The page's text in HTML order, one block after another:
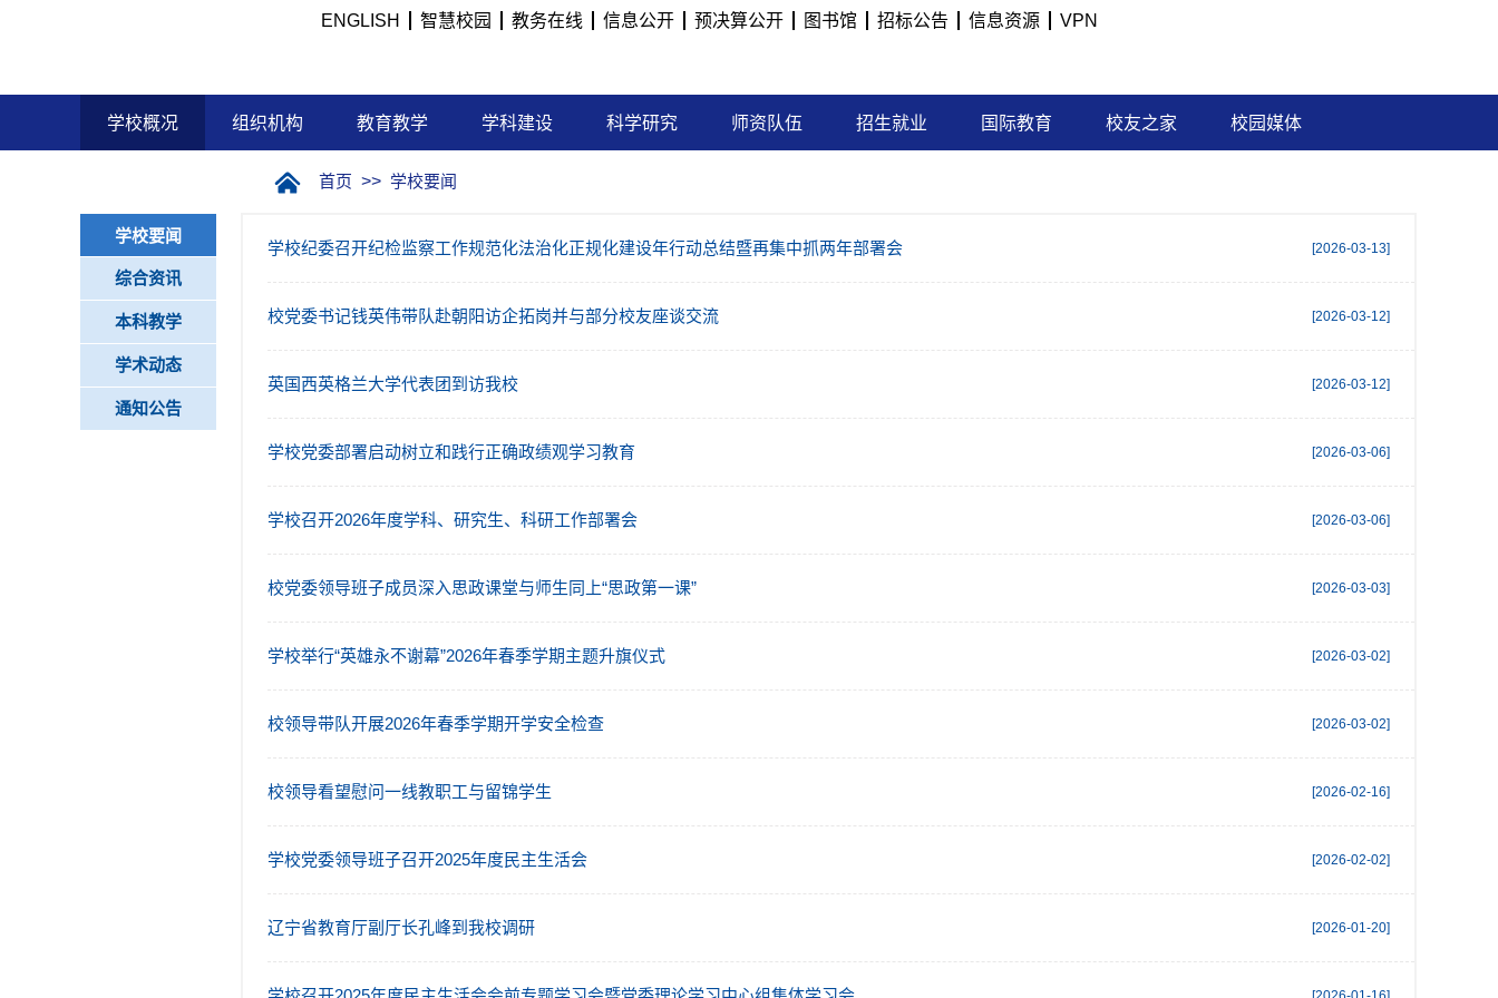
ENGLISH 智慧校园 教务在线 信息公开 预决算公开 图书馆 招标公告 信息资源 VPN
学校概况 组织机构 教育教学 学科建设 科学研究 师资队伍 招生就业 国际教育 校友之家 校园媒体
学校要闻
综合资讯
本科教学
学术动态
通知公告
首页 >> 学校要闻
学校纪委召开纪检监察工作规范化法治化正规化建设年行动总结暨再集中抓两年部署会 [2026-03-13]
校党委书记钱英伟带队赴朝阳访企拓岗并与部分校友座谈交流 [2026-03-12]
英国西英格兰大学代表团到访我校 [2026-03-12]
学校党委部署启动树立和践行正确政绩观学习教育 [2026-03-06]
学校召开2026年度学科、研究生、科研工作部署会 [2026-03-06]
校党委领导班子成员深入思政课堂与师生同上“思政第一课” [2026-03-03]
学校举行“英雄永不谢幕”2026年春季学期主题升旗仪式 [2026-03-02]
校领导带队开展2026年春季学期开学安全检查 [2026-03-02]
校领导看望慰问一线教职工与留锦学生 [2026-02-16]
学校党委领导班子召开2025年度民主生活会 [2026-02-02]
辽宁省教育厅副厅长孔峰到我校调研 [2026-01-20]